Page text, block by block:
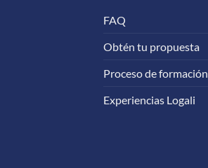
FAQ
Obtén tu propuesta
Proceso de formación
Experiencias Logali